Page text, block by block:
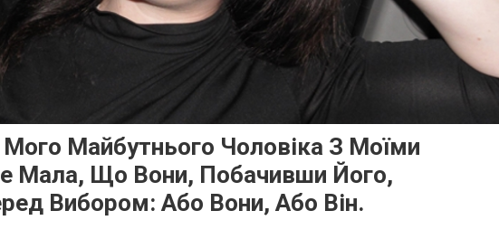
Майбутнього Чоловіка З Моїми
Мала, Що Вони, Побачивши Його,
Вибором: Або Вони, Або Він.